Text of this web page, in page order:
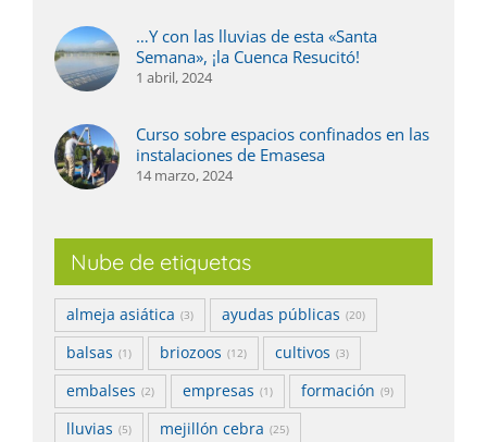
…Y con las lluvias de esta «Santa
Semana», ¡la Cuenca Resucitó!
1 abril, 2024
Curso sobre espacios confinados en las
instalaciones de Emasesa
14 marzo, 2024
Nube de etiquetas
almeja asiática (3) ayudas públicas (20)
balsas (1) briozoos (12) cultivos (3)
embalses (2) empresas (1) formación (9)
lluvias (5) mejillón cebra (25)